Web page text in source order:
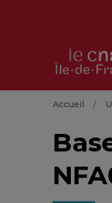
Accueil